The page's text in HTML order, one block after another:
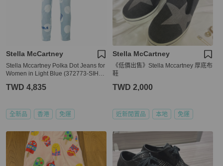
Stella McCartney
Stella Mccartney Polka Dot Jeans for
Women in Light Blue (372773-SIH41
TWD 4,835
全新品 香港 免運
Stella McCartney
《低價出售》Stella Mccartney 厚底布
鞋
TWD 2,000
近新閒置品 本地 免運